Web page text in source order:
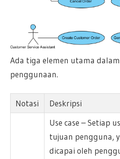
Ada tiga elemen utama
penggunaan.
Notasi
Deskripsi
Use case – Setiap
tujuan pengguna,
dicapai oleh